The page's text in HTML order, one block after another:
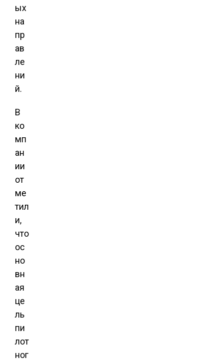
ых
на
пр
ав
ле
ни
й.
В
ко
мп
ан
ии
от
ме
тил
и,
что
ос
но
вн
ая
це
ль
пи
лот
ног